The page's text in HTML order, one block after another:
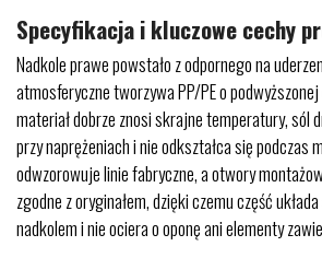
Specyfikacja i kluczowe cechy
Nadkole prawe powstało z odpornego na
atmosferyczne tworzywa PP/PE o
materiał dobrze znosi skrajne temperatury, sól
przy naprężeniach i nie odkształca się podczas
odwzorowuje linie fabryczne, a otwory
zgodne z oryginałem, dzięki czemu część
nadkolem i nie ociera o oponę ani elementy